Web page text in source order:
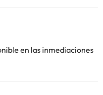
en las inmediaciones